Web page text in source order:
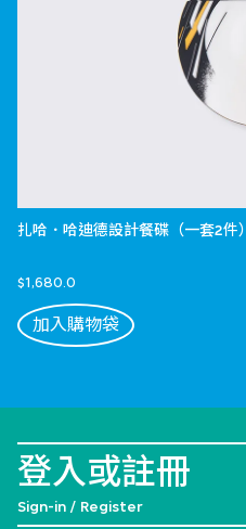
扎哈．哈迪德設計餐碟（一套2件）
$1,680.0
加入購物袋
登入或註冊
Sign-in / Register